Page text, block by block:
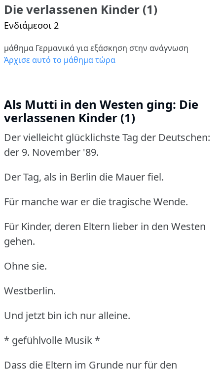
Die verlassenen Kinder (1)
Ενδιάμεσοι 2
μάθημα Γερμανικά για εξάσκηση στην ανάγνωση
Άρχισε αυτό το μάθημα τώρα
Als Mutti in den Westen ging: Die
verlassenen Kinder (1)
Der vielleicht glücklichste Tag der Deutschen:
der 9. November '89.
Der Tag, als in Berlin die Mauer fiel.
Für manche war er die tragische Wende.
Für Kinder, deren Eltern lieber in den Westen
gehen.
Ohne sie.
Westberlin.
Und jetzt bin ich nur alleine.
* gefühlvolle Musik *
Dass die Eltern im Grunde nur für den